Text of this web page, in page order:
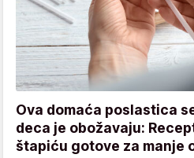
Ova domaća poslastica
deca je obožavaju:
štapiću gotove za manje